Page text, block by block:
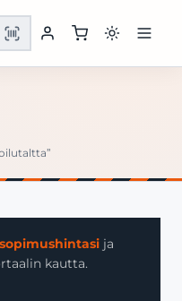
sopimushintasi ja
kautta.